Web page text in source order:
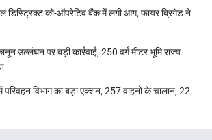
डिस्ट्रिक्ट को-ऑपरेटिव बैंक में लगी आग, फायर ब्रिगेड ने
उल्लंघन पर बड़ी कार्रवाई, 250 वर्ग मीटर भूमि राज्य
में परिवहन विभाग का बड़ा एक्शन, 257 वाहनों के चालान, 22